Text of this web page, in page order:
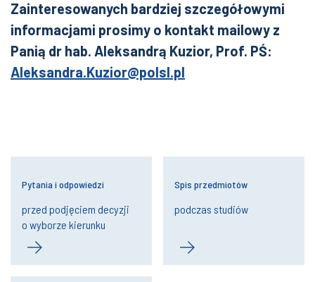
Zainteresowanych bardziej szczegółowymi
informacjami prosimy o kontakt mailowy z
Panią dr hab. Aleksandrą Kuzior, Prof. PŚ:
Aleksandra.Kuzior@polsl.pl
Pytania i odpowiedzi
przed podjęciem decyzji
o wyborze kierunku
Spis przedmiotów
podczas studiów